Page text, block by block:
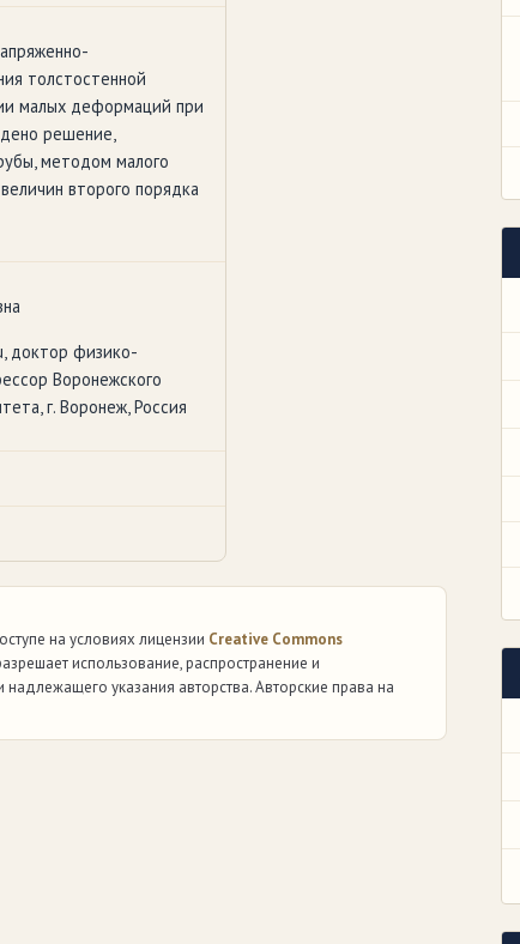
толстостенной
малых деформаций при
решение,
методом малого
второго порядка
доктор физико-
Воронежского
г. Воронеж, Россия
на условиях лицензии Creative Commons
использование, распространение и
указания авторства. Авторские права на